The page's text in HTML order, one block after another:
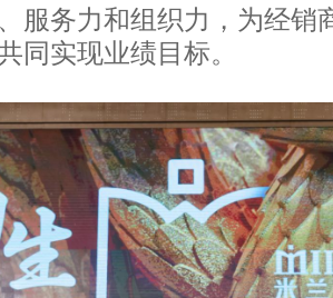
服务力和组织力，为经销
同实现业绩目标。